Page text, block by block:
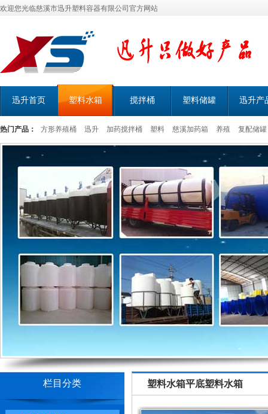
欢迎您光临慈溪市迅升塑料容器有限公司官方网站
迅升首页 塑料水箱 搅拌桶 塑料储罐 迅升产
热门产品： 方形养殖桶 迅升 加药搅拌桶 塑料 慈溪加药箱 养殖 复配储罐
栏目分类 塑料水箱平底塑料水箱